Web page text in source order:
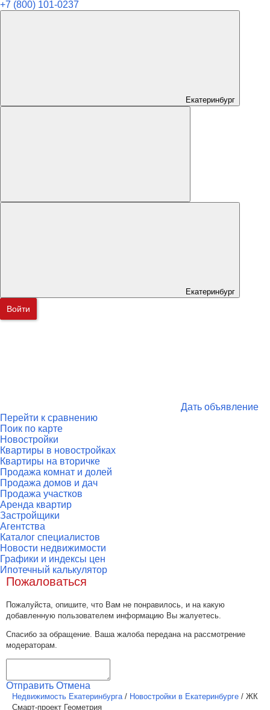
+7 (800) 101-0237
Екатеринбург
Екатеринбург
Войти
Дать объявление
Перейти к сравнению
Поик по карте
Новостройки
Квартиры в новостройках
Квартиры на вторичке
Продажа комнат и долей
Продажа домов и дач
Продажа участков
Аренда квартир
Застройщики
Агентства
Каталог специалистов
Новости недвижимости
Графики и индексы цен
Ипотечный калькулятор
Пожаловаться
Пожалуйста, опишите, что Вам не понравилось, и на какую
добавленную пользователем информацию Вы жалуетесь.
Спасибо за обращение. Ваша жалоба передана на рассмотрение
модераторам.
Отправить Отмена
Недвижимость Екатеринбурга/ Новостройки в Екатеринбурге / ЖК
Смарт-проект Геометрия